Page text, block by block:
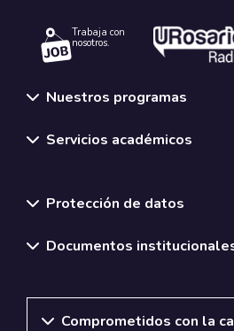
Trabaja con
nosotros.
Nuestros programas
Servicios académicos
Protección de datos
Documentos
Comprometidos con la